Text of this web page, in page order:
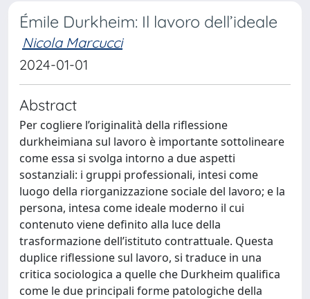
Émile Durkheim: Il lavoro dell’ideale
Nicola Marcucci
2024-01-01
Abstract
Per cogliere l’originalità della riflessione
durkheimiana sul lavoro è importante sottolineare
come essa si svolga intorno a due aspetti
sostanziali: i gruppi professionali, intesi come
luogo della riorganizzazione sociale del lavoro; e la
persona, intesa come ideale moderno il cui
contenuto viene definito alla luce della
trasformazione dell’istituto contrattuale. Questa
duplice riflessione sul lavoro, si traduce in una
critica sociologica a quelle che Durkheim qualifica
come le due principali forme patologiche della